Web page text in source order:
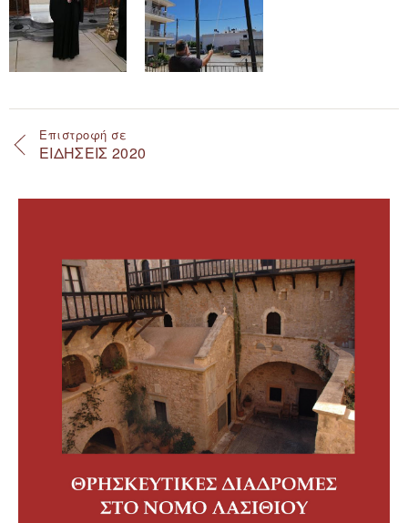
Επιστροφή σε
ΕΙΔΗΣΕΙΣ 2020